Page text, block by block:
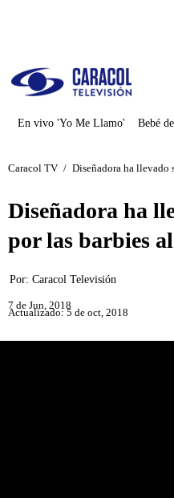
En vivo 'Yo Me Llamo' Bebé
Caracol TV / Diseñadora ha llevado
Diseñadora ha
por las barbies
Por: Caracol Televisión
7 de Jun, 2018
Actualizado: 5 de oct, 2018